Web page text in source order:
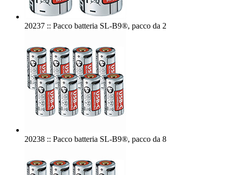
20237 :: Pacco batteria SL-B9®, pacco da 2
20238 :: Pacco batteria SL-B9®, pacco da 8